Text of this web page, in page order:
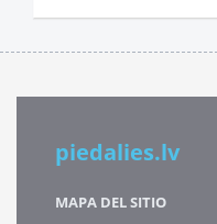
piedalies.lv
MAPA DEL SITIO